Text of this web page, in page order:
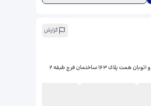
گزارش
تهران، جنت اباد جنوبی بین میدان چهار باغ و اتوبان همت پلاک ۱۶۳ ساختمان فرج طبقه ۲